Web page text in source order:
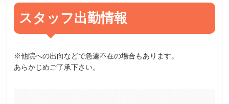
スタッフ出勤情報
※他院への出向などで急遽不在の場合もあります。
あらかじめご了承下さい。